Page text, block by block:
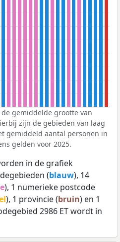
gemiddelde grootte van
zijn de gebieden van laag
gemiddeld aantal personen in
gelden voor 2025.
in de grafiek
(blauw), 14
), 1 numerieke postcode
), 1 provincie (bruin) en 1
2986 ET wordt in